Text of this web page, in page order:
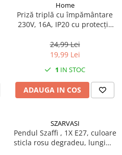
Home
Priză triplă cu împământare
230V, 16A, IP20 cu protecție
24,99 Lei
19,99 Lei
1 IN STOC
ADAUGA IN COS
SZARVASI
Pendul Szaffi , 1X E27, culoare
sticla rosu degradeu, lungime